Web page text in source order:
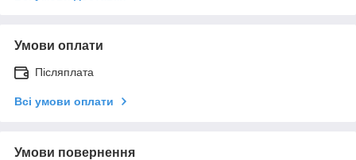
Умови оплати
Післяплата
Всі умови оплати
Умови повернення